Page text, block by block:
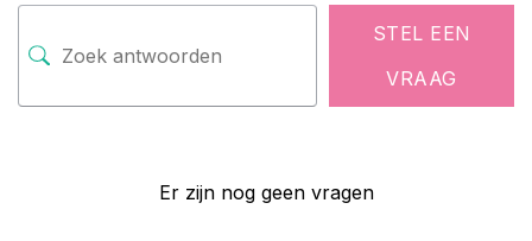
STEL EEN
VRAAG
Er zijn nog geen vragen